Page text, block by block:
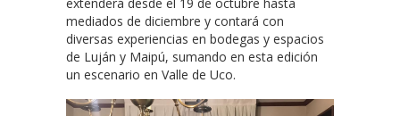
mediados de diciembre y contará con
diversas experiencias en bodegas y espacios
de Luján y Maipú, sumando en esta edición
un escenario en Valle de Uco.